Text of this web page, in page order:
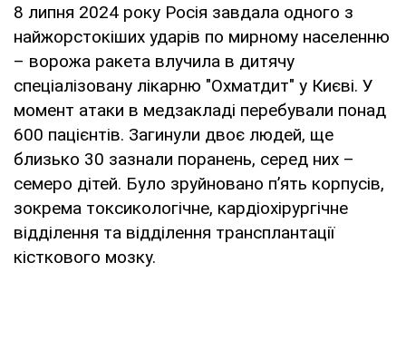
8 липня 2024 року Росія завдала одного з
найжорстокіших ударів по мирному населенню
– ворожа ракета влучила в дитячу
спеціалізовану лікарню "Охматдит" у Києві. У
момент атаки в медзакладі перебували понад
600 пацієнтів. Загинули двоє людей, ще
близько 30 зазнали поранень, серед них –
семеро дітей. Було зруйновано п’ять корпусів,
зокрема токсикологічне, кардіохірургічне
відділення та відділення трансплантації
кісткового мозку.